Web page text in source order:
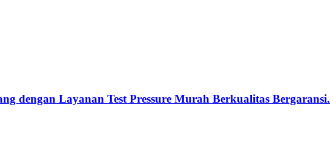
dengan Layanan Test Pressure Murah Berkualitas Bergaransi.